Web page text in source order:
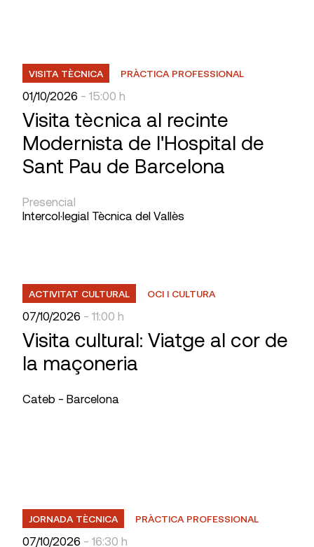
VISITA TÈCNICA PRÀCTICA PROFESSIONAL
01/10/2026 - 15:00 h
Visita tècnica al recinte
Modernista de l'Hospital de
Sant Pau de Barcelona
Presencial
Intercol·legial Tècnica del Vallès
ACTIVITAT CULTURAL OCI I CULTURA
07/10/2026 - 11:00 h
Visita cultural: Viatge al cor de
la maçoneria
Cateb - Barcelona
JORNADA TÈCNICA PRÀCTICA PROFESSIONAL
07/10/2026 - 16:30 h